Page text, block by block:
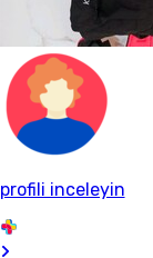
profili inceleyin